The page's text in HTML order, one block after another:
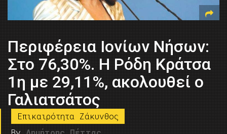
Περιφέρεια Ιονίων Νήσων:
Στο 76,30%. Η Ρόδη Κράτσα
1η με 29,11%, ακολουθεί ο
Γαλιατσάτος
Επικαιρότητα Ζάκυνθος